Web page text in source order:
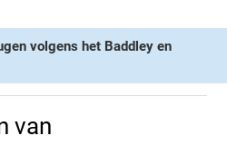
volgens het Baddley en
van